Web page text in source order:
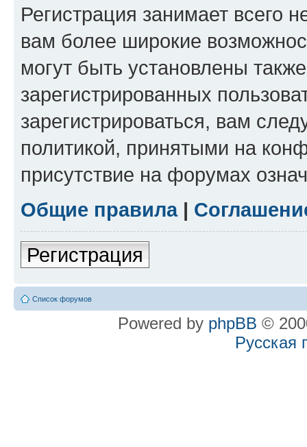
Регистрация занимает всего
вам более широкие
могут быть установлены
зарегистрированных
зарегистрироваться, вам
политикой, принятыми на
присутствие на форумах
Общие правила|
Регистрация
Список форумов
Powered by phpBB ©
Русская